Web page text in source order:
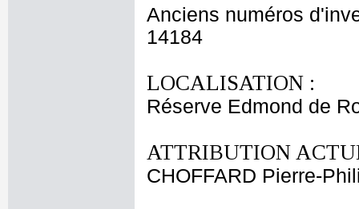
Anciens numéros
14184
LOCALISATION :
Réserve Edmond de
ATTRIBUTION
CHOFFARD Pierre-